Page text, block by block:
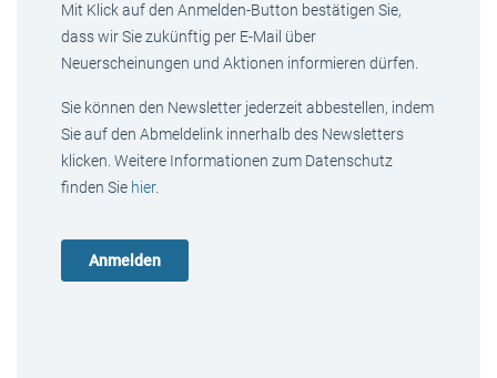
Mit Klick auf den Anmelden-Button bestätigen Sie,
dass wir Sie zukünftig per E-Mail über
Neuerscheinungen und Aktionen informieren dürfen.
Sie können den Newsletter jederzeit abbestellen, indem
Sie auf den Abmeldelink innerhalb des Newsletters
klicken. Weitere Informationen zum Datenschutz
finden Sie hier.